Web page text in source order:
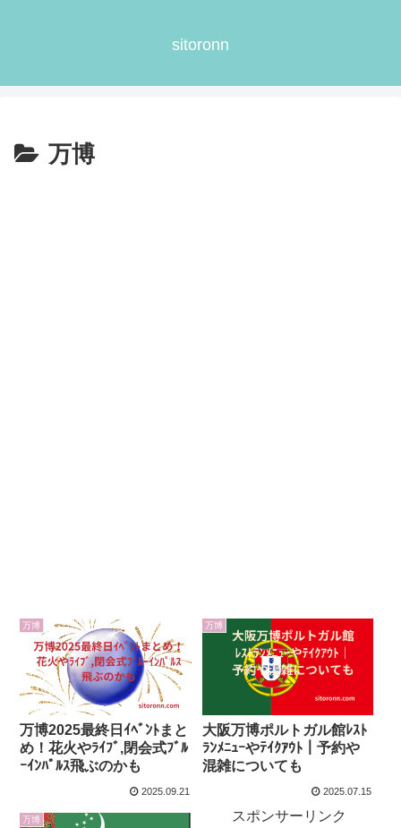
sitoronn
万博
万博
万博2025最終日ｲﾍﾞﾝﾄまと
め！花火やﾗｲﾌﾞ,閉会式ﾌﾞﾙ
ｰｲﾝﾊﾟﾙｽ飛ぶのかも
2025.09.21
万博
大阪万博ポルトガル館ﾚｽﾄ
ﾗﾝﾒﾆｭｰやﾃｲｸｱｳﾄ｜予約や
混雑についても
2025.07.15
万博 スポンサーリンク